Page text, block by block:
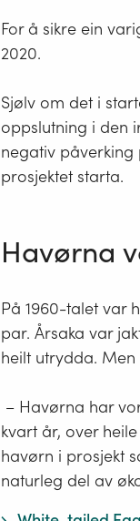
For å sikre ein
2020.
Sjølv om det i
oppslutning i den
negativ
prosjektet starta.
Havørna
På 1960-talet var
par. Årsaka var
heilt utrydda.
– Havørna har
kvart år, over
havørn i prosjekt
naturleg del av